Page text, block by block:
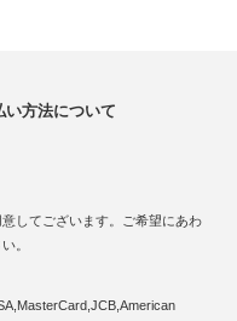
い方法について
してございます。ご希望にあわ
。